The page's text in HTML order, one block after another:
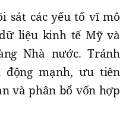
sát các yếu tố vĩ mô
liệu kinh tế Mỹ và
Nhà nước. Tránh
mạnh, ưu tiên
và phân bổ vốn hợp